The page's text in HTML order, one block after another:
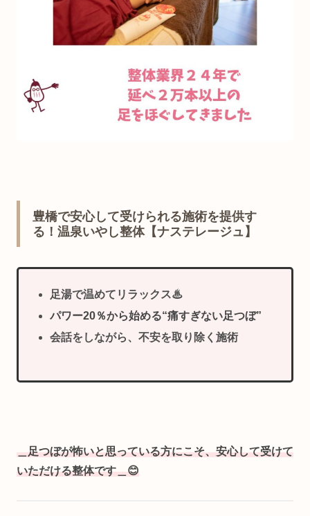
豊橋で安心して受けられる施術を提供す
る！温泉いやし整体【ナステレージュ】
足湯で温めてリラックス♨
パワー20％から始める“痛すぎない足つぼ”
会話をしながら、不安を取り除く施術
＿足つぼが怖いと思っている方にこそ、安心して受けて
いただける整体です＿😊